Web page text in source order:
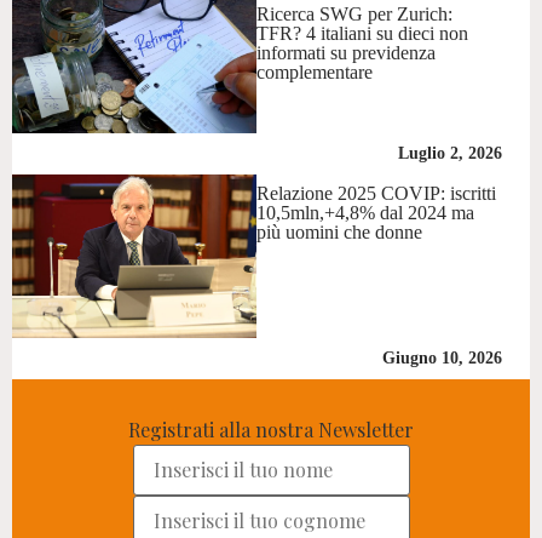
Ricerca SWG per Zurich:
TFR? 4 italiani su dieci non
informati su previdenza
complementare
Luglio 2, 2026
Relazione 2025 COVIP: iscritti
10,5mln,+4,8% dal 2024 ma
più uomini che donne
Giugno 10, 2026
Registrati alla nostra Newsletter